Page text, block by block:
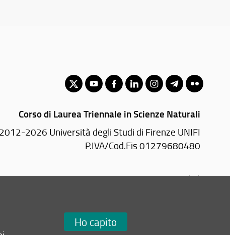
Corso di Laurea Triennale in Scienze Naturali
2026 Università degli Studi di Firenze UNIFI
P.IVA/Cod.Fis 01279680480
Viale Morgagni, 40/44 - 50134 Firenze (FI)
Ho capito